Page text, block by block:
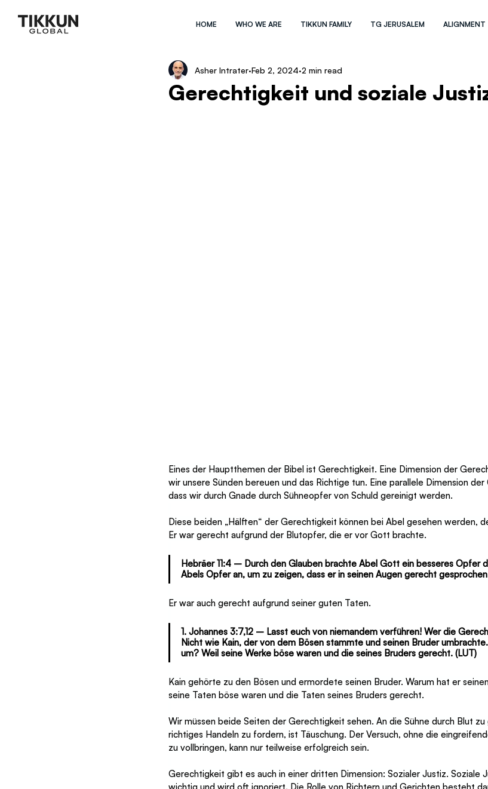
HOME WHO WE ARE TIKKUN FAMILY TG JERUSALEM ALIGNMENT
Gerechtigkeit und soziale
Asher Intrater Feb 2, 2024 2 min read
Eines der Hauptthemen der Bibel ist Gerechtigkeit. Eine Dimension der
wir unsere Sünden bereuen und das Richtige tun. Eine parallele Dimension
dass wir durch Gnade durch Sühneopfer von Schuld gereinigt werden.
Diese beiden „Hälften“ der Gerechtigkeit können bei Abel gesehen werden,
Er war gerecht aufgrund der Blutopfer, die er vor Gott brachte.
Hebräer 11:4 – Durch den Glauben brachte Abel Gott ein besseres Opfer
Abels Opfer an, um zu zeigen, dass er in seinen Augen gerecht
Er war auch gerecht aufgrund seiner guten Taten.
1. Johannes 3:7,12 – Lasst euch von niemandem verführen! Wer die
Nicht wie Kain, der von dem Bösen stammte und seinen Bruder
um? Weil seine Werke böse waren und die seines Bruders gerecht. (LUT)
Kain gehörte zu den Bösen und ermordete seinen Bruder. Warum hat er
seine Taten böse waren und die Taten seines Bruders gerecht.
Wir müssen beide Seiten der Gerechtigkeit sehen. An die Sühne durch Blut zu
richtiges Handeln zu fordern, ist Täuschung. Der Versuch, ohne die
zu vollbringen, kann nur teilweise erfolgreich sein.
Gerechtigkeit gibt es auch in einer dritten Dimension: Sozialer Justiz. Soziale